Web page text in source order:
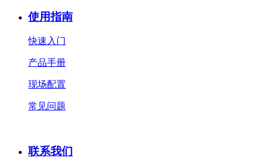
使用指南
快速入门
产品手册
现场配置
常见问题
联系我们